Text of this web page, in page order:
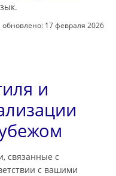
обновлено: 17 февраля 2026
и
связанные с
с вашими